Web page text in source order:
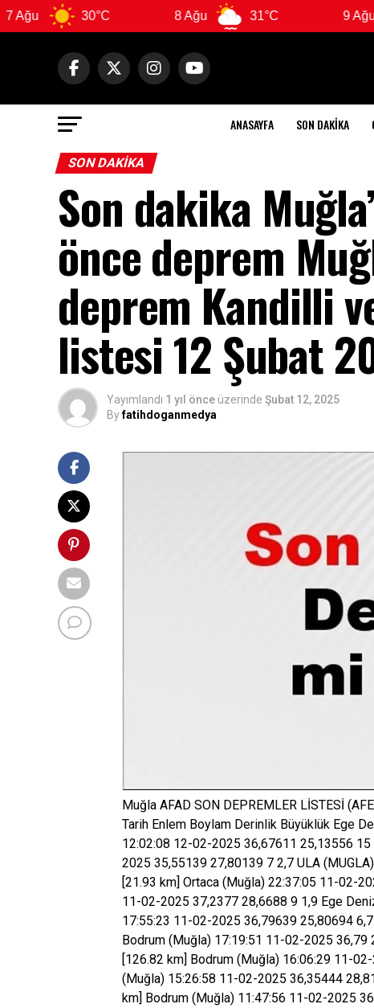
30°C 31°C
ANASAYFA SON DAKIKA
SON DAKIKA
Son dakika
önce deprem
deprem Kandilli
listesi 12 Şubat
Yayımlandı 1 yıl önce üzerinde Şubat 12, 2025
Byfatihdoganmedya
Muğla AFAD SON DEPREMLER LİSTESİ
Tarih Enlem Boylam Derinlik Büyüklük Ege
12:02:08 12-02-2025 36,67611 25,13556
2025 35,55139 27,80139 7 2,7 ULA
[21.93 km] Ortaca (Muğla) 22:37:05 11-02-
11-02-2025 37,2377 28,6688 9 1,9 Ege
17:55:23 11-02-2025 36,79639 25,80694
Bodrum (Muğla) 17:19:51 11-02-2025 36,79
[126.82 km] Bodrum (Muğla) 16:06:29 11-
(Muğla) 15:26:58 11-02-2025 36,35444
km] Bodrum (Muğla) 11:47:56 11-02-2025